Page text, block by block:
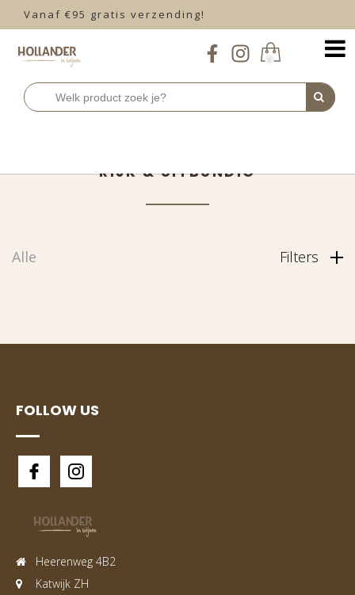
Vanaf €95 gratis verzending!
0
RIJK & UITBUNDIG
Alle Filters
FOLLOW US
Heerenweg 4B2
Katwijk ZH